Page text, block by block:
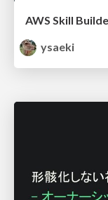
AWS Skill
ysaeki